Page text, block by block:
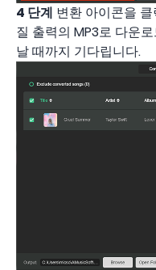
4 단계 변환 아이콘을
질 출력의 MP3로 다운
날 때까지 기다립니다.